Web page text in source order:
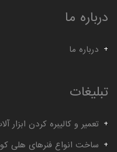
درباره ما
درباره ما
تبلیغات
تعمیر و کالیبره کردن ابزار
ساخت انواع فنرهای هلی